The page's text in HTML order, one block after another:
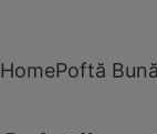
HomePoftă Bună